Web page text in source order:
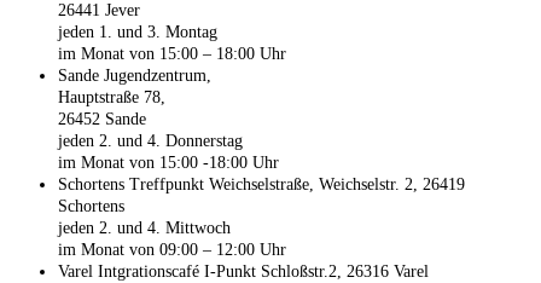
26441 Jever
jeden 1. und 3. Montag
im Monat von 15:00 – 18:00 Uhr
Sande Jugendzentrum,
Hauptstraße 78,
26452 Sande
jeden 2. und 4. Donnerstag
im Monat von 15:00 -18:00 Uhr
Schortens Treffpunkt Weichselstraße, Weichselstr. 2, 26419
Schortens
jeden 2. und 4. Mittwoch
im Monat von 09:00 – 12:00 Uhr
Varel Intgrationscafé I-Punkt Schloßstr.2, 26316 Varel